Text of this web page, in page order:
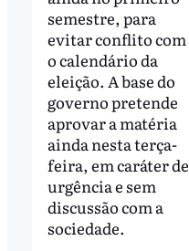
semestre, para
evitar conflito com
o calendário da
eleição. A base do
governo pretende
aprovar a matéria
ainda nesta terça-
feira, em caráter de
urgência e sem
discussão com a
sociedade.